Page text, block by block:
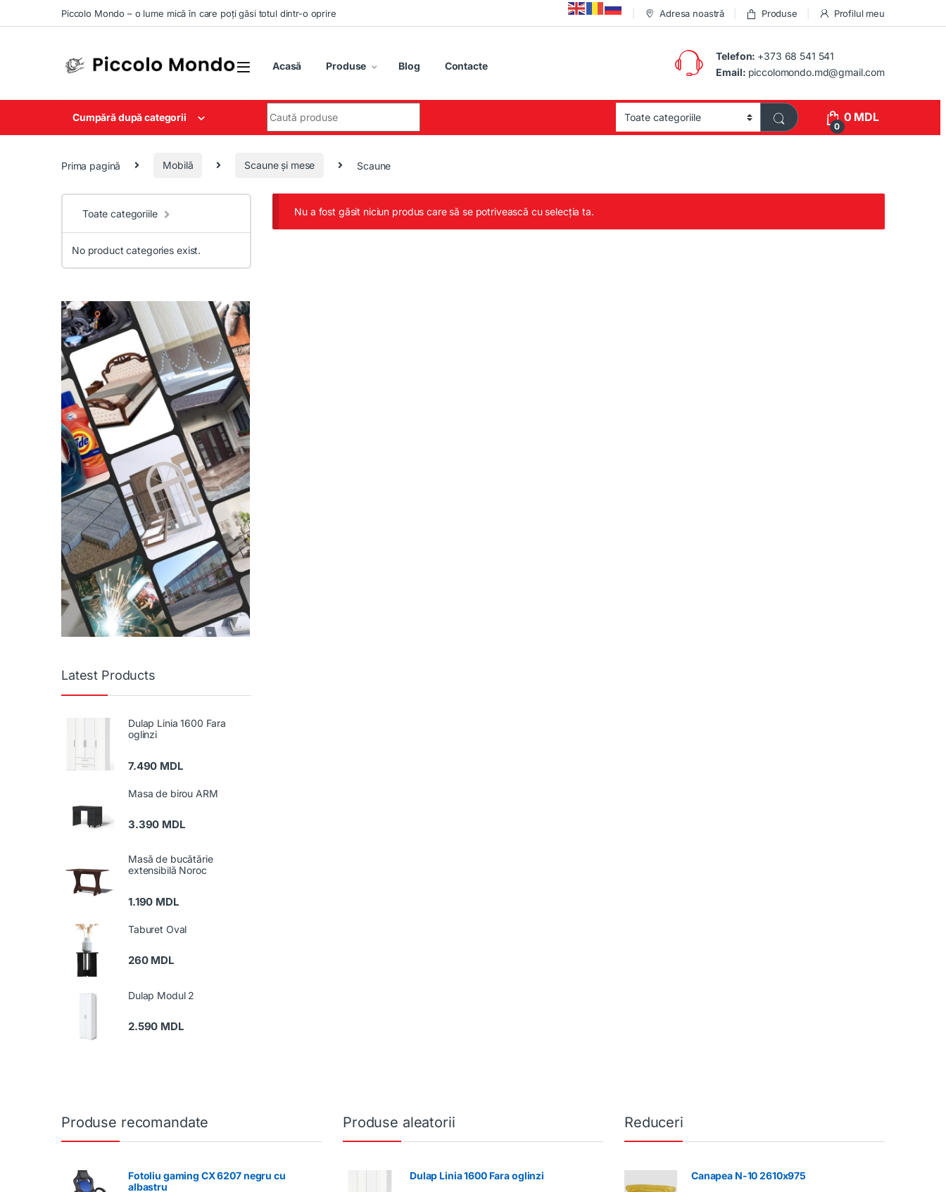
Skip to navigation
Skip to contentPiccolo Mondo – o lume mică în care poți găsi totul dintr-o oprire Adresa noastră Produse Profilul meu
Acasă Produse Blog Contacte
Telefon: +373 68 541 541
Email: piccolomondo.md@gmail.com
Cumpără după categorii
0
0 MDL
Prima pagină Mobilă Scaune și mese Scaune
Nu a fost găsit niciun produs care să se potrivească cu selecția ta.
Toate categoriile
No product categories exist.
Latest Products
Dulap Linia 1600 Fara
oglinzi
7.490 MDL
Masa de birou ARM
3.390 MDL
Masă de bucătărie
extensibilă Noroc
1.190 MDL
Taburet Oval
260 MDL
Dulap Modul 2
2.590 MDL
Produse recomandate
Fotoliu gaming CX 6207 negru cu
albastru
Produse aleatorii
Dulap Linia 1600 Fara oglinzi
Reduceri
Canapea N-10 2610x975